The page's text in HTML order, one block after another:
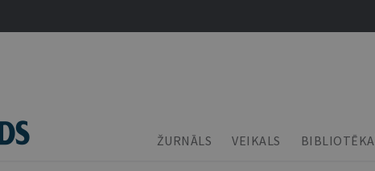
ŽURNĀLS VEIKALS BIBLIOTĒKA